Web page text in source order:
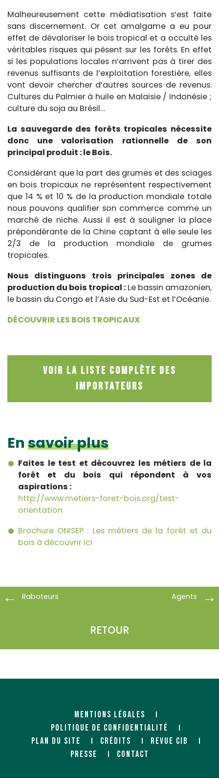
Malheureusement cette médiatisation s’est faite
sans discernement. Or cet amalgame a eu pour
effet de dévaloriser le bois tropical et a occulté les
véritables risques qui pèsent sur les forêts. En effet
si les populations locales n’arrivent pas à tirer des
revenus suffisants de l’exploitation forestière, elles
vont devoir chercher d’autres sources de revenus.
Cultures du Palmier à huile en Malaisie / Indonésie ;
culture du soja au Brésil…
La sauvegarde des forêts tropicales nécessite
donc une valorisation rationnelle de son
principal produit : le Bois.
Considérant que la part des grumes et des sciages
en bois tropicaux ne représentent respectivement
que 14 % et 10 % de la production mondiale totale
nous pouvons qualifier son commerce comme un
marché de niche. Aussi il est à souligner la place
prépondérante de la Chine captant à elle seule les
2/3 de la production mondiale de grumes
tropicales.
Nous distinguons trois principales zones de
production du bois tropical : Le bassin amazonien,
le bassin du Congo et l’Asie du Sud-Est et l’Océanie.
DÉCOUVRIR LES BOIS TROPICAUX
Voir la liste complète des
Importateurs
En savoir plus
Faites le test et découvrez les métiers de la
forêt et du bois qui répondent à vos
aspirations :
http://www.metiers-foret-bois.org/test-
orientation
Brochure ONISEP : Les métiers de la forêt et du
bois à découvrir ici
Raboteurs
RETOUR
Agents
MENTIONS LÉGALES
POLITIQUE DE CONFIDENTIALITÉ
PLAN DU SITE
CRÉDITS
REVUE CIB
PRESSE
CONTACT